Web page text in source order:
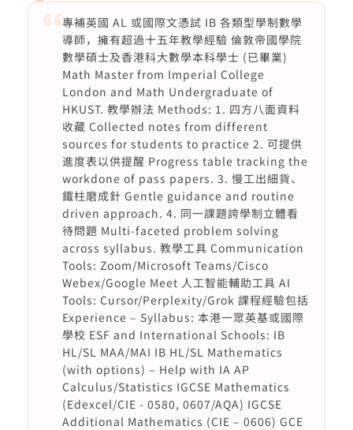
專補英國 AL 或國際文憑試 IB 各類型學制數學
導師，擁有超過十五年教學經驗 倫敦帝國學院
數學碩士及香港科大數學本科學士 (已畢業)
Math Master from Imperial College
London and Math Undergraduate of
HKUST. 教學辦法 Methods: 1. 四方八面資料
收藏 Collected notes from different
sources for students to practice 2. 可提供
進度表以供提醒 Progress table tracking the
workdone of pass papers. 3. 慢工出細貨、
鐵柱磨成針 Gentle guidance and routine
driven approach. 4. 同一課題誇學制立體看
待問題 Multi-faceted problem solving
across syllabus. 教學工具 Communication
Tools: Zoom/Microsoft Teams/Cisco
Webex/Google Meet 人工智能輔助工具 AI
Tools: Cursor/Perplexity/Grok 課程經驗包括
Experience – Syllabus: 本港一眾英基或國際
學校 ESF and International Schools: IB
HL/SL MAA/MAI IB HL/SL Mathematics
(with options) – Help with IA AP
Calculus/Statistics IGCSE Mathematics
(Edexcel/CIE - 0580, 0607/AQA) IGCSE
Additional Mathematics (CIE – 0606) GCE